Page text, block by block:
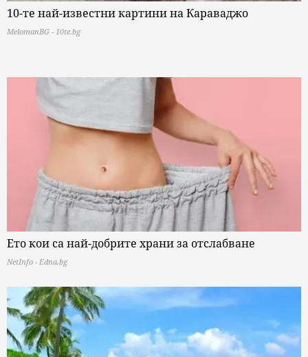
10-те най-известни картини на Караваджо
MelomanBG - 10te.bg
Ето кои са най-добрите храни за отслабване
NetInfo - Edna.bg